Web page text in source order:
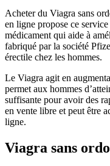
Acheter du Viagra sans
en ligne propose ce
médicament qui aide à
fabriqué par la société
érectile chez les hommes.
Le Viagra agit en
permet aux hommes
suffisante pour avoir des
en vente libre et peut être
ligne.
Viagra sans